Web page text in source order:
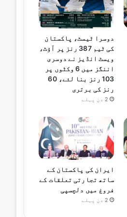
دوسرا ٹیسٹ، پاکستان
کی ٹیم 387 رنز پر آؤٹ،
ویسٹ انڈیز نے دوسری
اننگز میں 6 وکٹوں پر
103 رنز بنا لئے، 60
رنز کی برتری
2 دن پہلے
ایران کی پاکستان کے
ساتھ تجارتی تعلقات کے
فروغ میں دلچسپی
2 دن پہلے